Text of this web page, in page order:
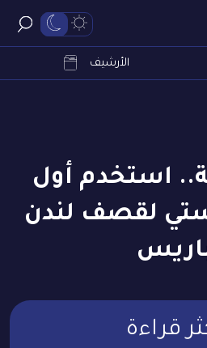
الأرشيف
سنة.. استخدم أول
لقصف لندن
قراءة